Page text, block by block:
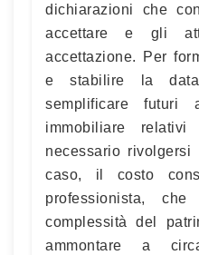
dichiarazioni che
accettare e gli
accettazione. Per
e stabilire la
semplificare futuri
immobiliare
necessario
caso, il costo
professionista,
complessità del
ammontare a